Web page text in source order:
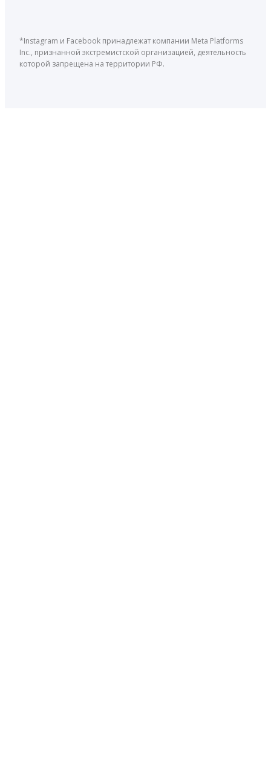
*Instagram и Facebook принадлежат компании Meta Platforms
Inc., признанной экстремистской организацией, деятельность
которой запрещена на территории РФ.